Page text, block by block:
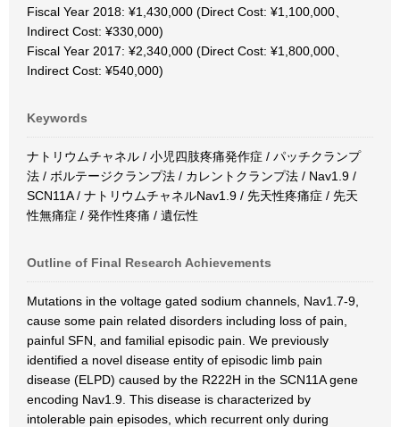
Fiscal Year 2018: ¥1,430,000 (Direct Cost: ¥1,100,000、
Indirect Cost: ¥330,000)
Fiscal Year 2017: ¥2,340,000 (Direct Cost: ¥1,800,000、
Indirect Cost: ¥540,000)
Keywords
ナトリウムチャネル / 小児四肢疼痛発作症 / パッチクランプ
法 / ボルテージクランプ法 / カレントクランプ法 / Nav1.9 /
SCN11A / ナトリウムチャネルNav1.9 / 先天性疼痛症 / 先天
性無痛症 / 発作性疼痛 / 遺伝性
Outline of Final Research Achievements
Mutations in the voltage gated sodium channels, Nav1.7-9,
cause some pain related disorders including loss of pain,
painful SFN, and familial episodic pain. We previously
identified a novel disease entity of episodic limb pain
disease (ELPD) caused by the R222H in the SCN11A gene
encoding Nav1.9. This disease is characterized by
intolerable pain episodes, which recurrent only during